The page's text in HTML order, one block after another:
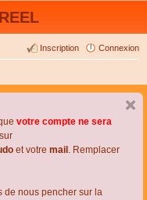
Connexion
Inscription
votre compte ne sera
et votre mail . Remplacer
de nous pencher sur la